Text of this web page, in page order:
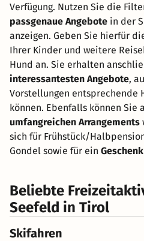
Verfügung. Nutzen Sie die
passgenaue Angebote in der
anzeigen. Geben Sie hierfür
Ihrer Kinder und weitere
Hund an. Sie erhalten
interessantesten Angebote,
Vorstellungen entsprechende
können. Ebenfalls können Sie
umfangreichen Arrangements
sich für Frühstück/
Gondel sowie für ein
Beliebte
Seefeld in Tirol
Skifahren